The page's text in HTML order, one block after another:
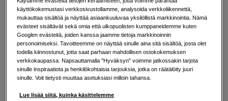
Lisää tietoa
Valitse Muita vaihtoehtoja
käyttökokemustasi verkkosivustollamme, analysoida verkkoliikennettä,
mukauttaa sisältöä ja näyttää asiaankuuluvaa yksilöllistä markkinointia. Nämä
evästeet sisältävät sekä omia että ulkopuolisten kumppaneidemme kuten
Googlen evästeitä, joiden kanssa jaamme tietoja markkinoinnin
personoimiseksi. Tavoitteemme on näyttää sinulle aina sitä sisältöä, josta olet
todella kiinnostunut, jotta saat parhaan mahdollisen ostokokemuksen
verkkokaupassa. Napsauttamalla "Hyväksyn" voimme jatkossakin tarjota
sinulle inspiraatiota ja henkilökohtaisia tarjouksia, jotka on räätälöity juuri
sinulle. Voit tietysti muuttaa asetuksiasi milloin tahansa.
Lue lisää siitä, kuinka käsittelemme